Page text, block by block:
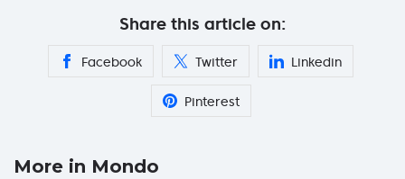
Share this article on:
Facebook Twitter Linkedin
Pinterest
More in Mondo